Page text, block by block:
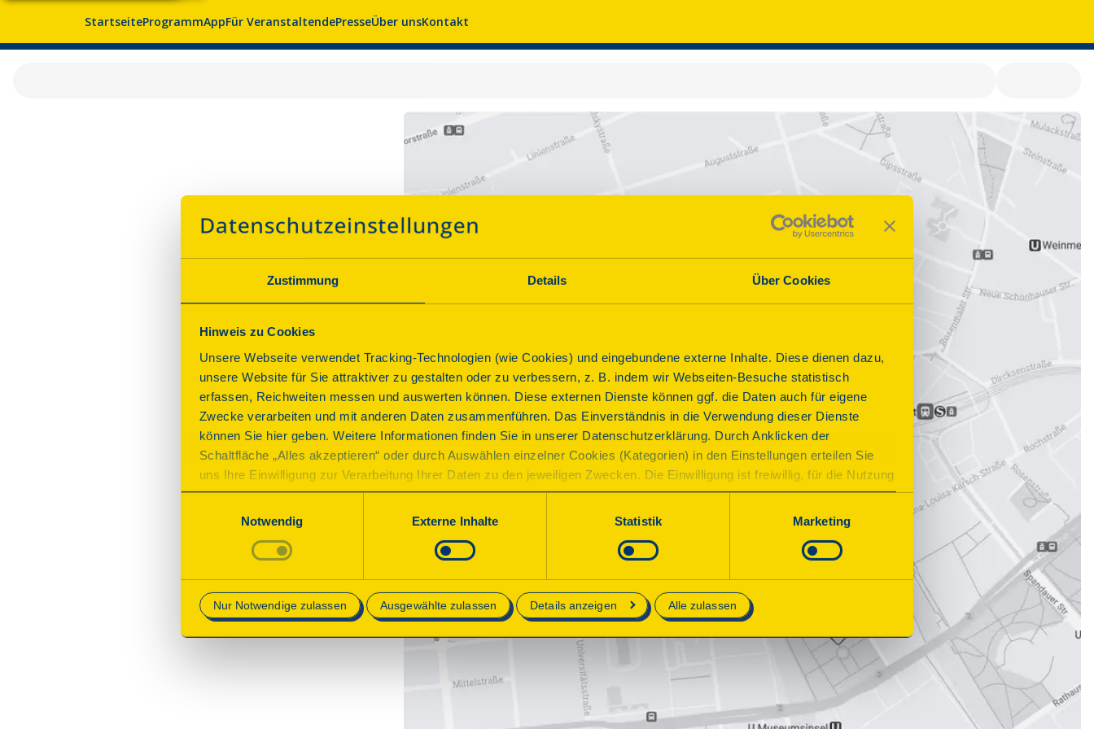
Zustimmung Details Über Cookies
Hinweis zu Cookies
Unsere Webseite verwendet Tracking-Technologien (wie Cookies) und eingebundene externe Inhalte. Diese dienen dazu,
unsere Website für Sie attraktiver zu gestalten oder zu verbessern, z. B. indem wir Webseiten-Besuche statistisch
erfassen, Reichweiten messen und auswerten können. Diese externen Dienste können ggf. die Daten auch für eigene
Zwecke verarbeiten und mit anderen Daten zusammenführen. Das Einverständnis in die Verwendung dieser Dienste
können Sie hier geben. Weitere Informationen finden Sie in unserer Datenschutzerklärung. Durch Anklicken der
Schaltfläche „Alles akzeptieren“ oder durch Auswählen einzelner Cookies (Kategorien) in den Einstellungen erteilen Sie
uns Ihre Einwilligung zur Verarbeitung Ihrer Daten zu den jeweiligen Zwecken. Die Einwilligung ist freiwillig, für die Nutzung
des Onlineangebots nicht erforderlich und kann jederzeit aktualisiert oder widerrufen werden. Wenn Sie das Consent Tool
mit „Speichern“ bestätigen, werden nur essenzielle Cookies auf der Webseite gesetzt, die technisch notwendig und für den
Notwendig
Externe Inhalte Statistik Marketing
Nur Notwendige zulassen Ausgewählte zulassen Details anzeigen Alle zulassen
StartseiteProgrammAppFür VeranstaltendePresseÜber unsKontakt